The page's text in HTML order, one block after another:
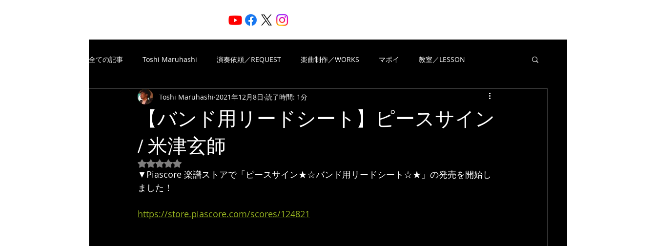
全ての記事 Toshi Maruhashi 演奏依頼／REQUEST 楽曲制作／WORKS マポイ 教室／LESSON
楽譜制作／SCORE TheFreeSpiritsMusic 楽曲制作／WORKS
楽譜制作／SCORE YouTube
【バンド用リードシート】ピースサイン
/ 米津玄師
Toshi Maruhashi 2021年12月8日 読了時間: 1分
5つ星のうちNaNと評価されています。
▼Piascore 楽譜ストアで「ピースサイン★☆バンド用リードシート☆★」の発売を開始し
ました！
https://store.piascore.com/scores/124821